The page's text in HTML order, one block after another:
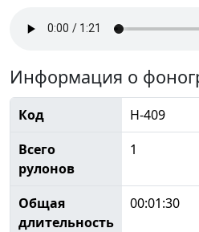
Информация о
Код
Н-409
Всего
рулонов
1
Общая
длительность
00:01:30